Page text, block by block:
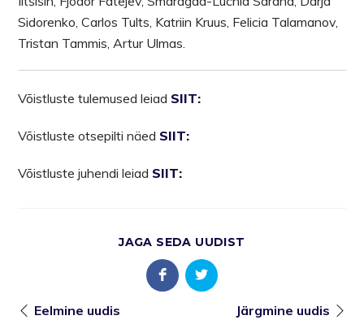
Sidorenko, Carlos Tults, Katriin Kruus, Felicia Talamanov,
Tristan Tammis, Artur Ulmas.
Võistluste tulemused leiad SIIT:
Võistluste otsepilti näed SIIT:
Võistluste juhendi leiad SIIT:
JAGA SEDA UUDIST
Eelmine uudis Järgmine uudis